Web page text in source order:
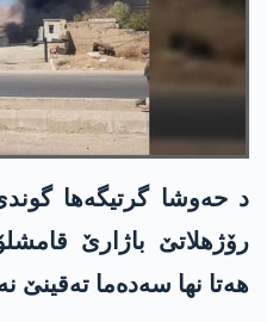
د حەوشا گرتیگەھا
رۆژھلاتێ باژارێ
ھەتا نھا سەدەما تەقینێ